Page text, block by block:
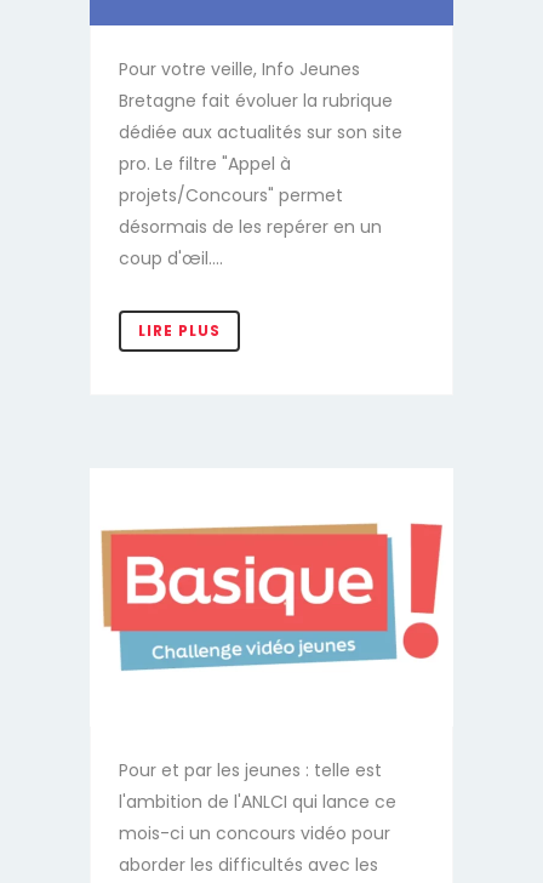
Pour votre veille, Info Jeunes
Bretagne fait évoluer la rubrique
dédiée aux actualités sur son site
pro. Le filtre "Appel à
projets/Concours" permet
désormais de les repérer en un
coup d'œil....
Pour et par les jeunes : telle est
l'ambition de l'ANLCI qui lance ce
mois-ci un concours vidéo pour
aborder les difficultés avec les